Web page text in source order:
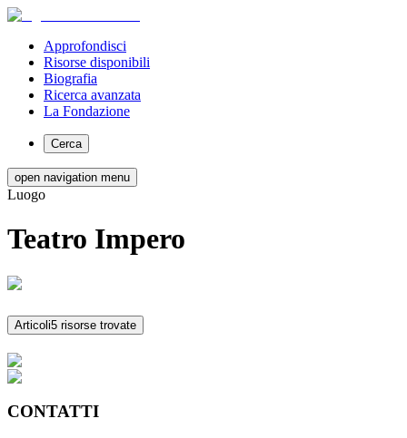
Approfondisci
Risorse disponibili
Biografia
Ricerca avanzata
La Fondazione
Cerca
open navigation menu
Luogo
Teatro Impero
Articoli5 risorse trovate
CONTATTI